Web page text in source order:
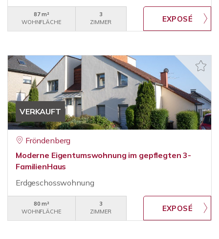
87 m²
WOHNFLÄCHE
3
ZIMMER
VERKAUFT
Fröndenberg
Moderne Eigentumswohnung im gepflegten 3-
FamilienHaus
Erdgeschosswohnung
80 m²
WOHNFLÄCHE
3
ZIMMER